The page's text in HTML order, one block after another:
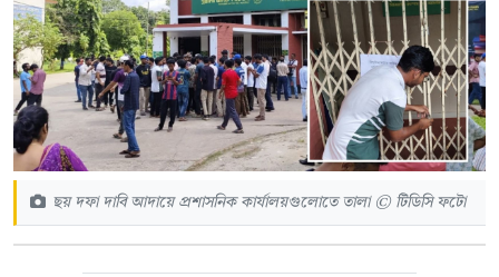
ছয় দফা দাবি আদায়ে প্রশাসনিক কার্যালয়গুলোতে তালা © টিডিসি ফটো